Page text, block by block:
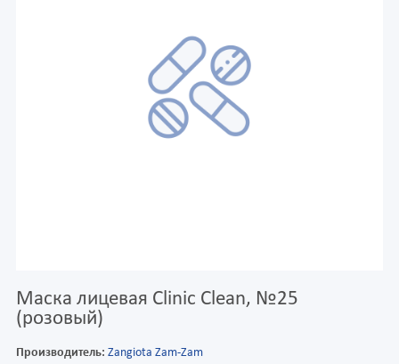
Маска лицевая Clinic Clean, №25
(розовый)
Производитель: Zangiota Zam-Zam